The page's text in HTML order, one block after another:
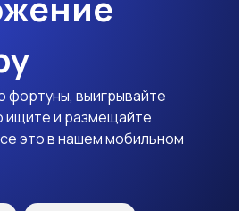
фортуны, выигрывайте
ищите и размещайте
это в нашем мобильном